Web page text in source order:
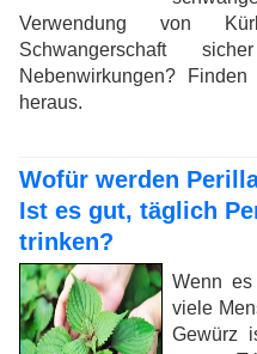
Verwendung von
Schwangerschaft
Nebenwirkungen?
heraus.
Wofür werden
Ist es gut, täglich
trinken?
Wenn
viele
Gewürz